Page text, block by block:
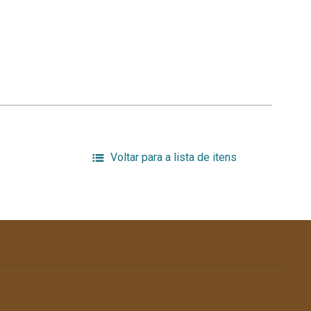
Voltar para a lista de itens